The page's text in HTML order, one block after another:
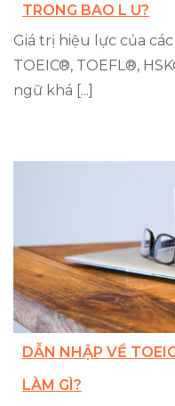
TRONG BAO L U?
Giá trị hiệu lực của
TOEIC®, TOEFL®,
ngữ khá [...]
DẪN NHẬP VỀ
LÀM GÌ?